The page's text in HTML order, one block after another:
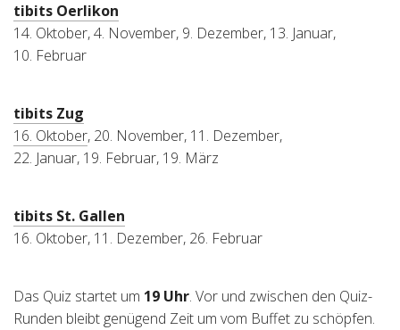
tibits Oerlikon
14. Oktober, 4. November, 9. Dezember, 13. Januar,
10. Februar
tibits Zug
16. Oktober, 20. November, 11. Dezember,
22. Januar, 19. Februar, 19. März
tibits St. Gallen
16. Oktober, 11. Dezember, 26. Februar
Das Quiz startet um 19 Uhr. Vor und zwischen den Quiz-
Runden bleibt genügend Zeit um vom Buffet zu schöpfen.